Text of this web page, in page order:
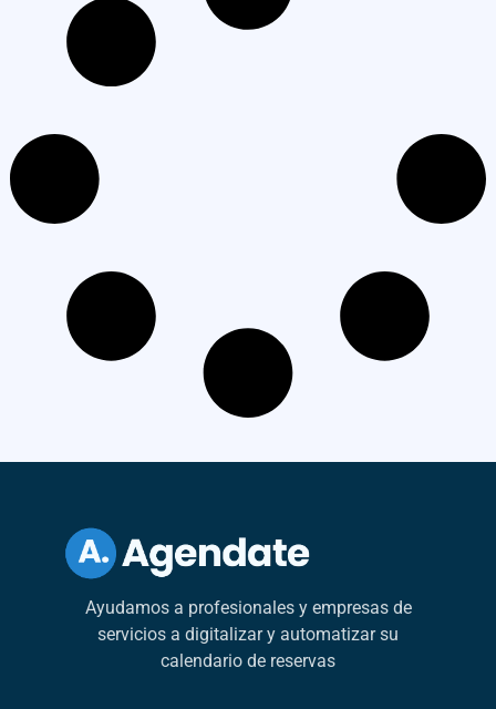
Ayudamos a profesionales y empresas de
servicios a digitalizar y automatizar su
calendario de reservas